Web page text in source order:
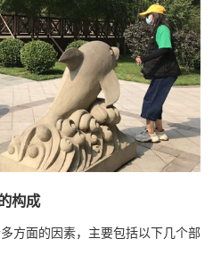
构成
方面的因素，主要包括以下几个部